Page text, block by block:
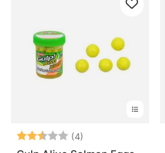
Bewertung:(4)
2.8 von 5